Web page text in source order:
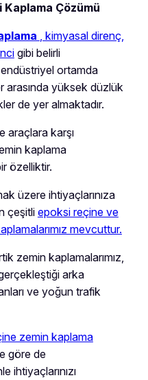
Çözümü
, kimyasal direnç,
gibi belirli
ortamda
arasında yüksek düzlük
de yer almaktadır.
araçlara karşı
kaplama
özelliktir.
üzere ihtiyaçlarınıza
çeşitli epoksi reçine ve
mevcuttur.
zemin kaplamalarımız,
arka
ve yoğun trafik
zemin kaplama
göre de
ihtiyaçlarınızı